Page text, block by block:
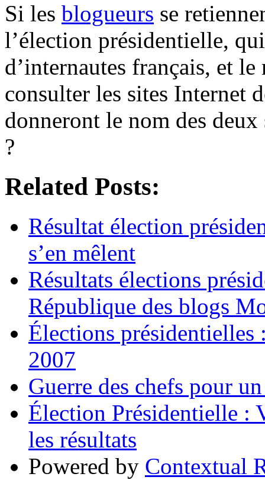
Si les blogueurs se
l’élection présidentielle,
d’internautes français, et
consulter les sites Internet
donneront le nom des
?
Related Posts:
Résultat élection
s’en mêlent
Résultats élections
République des blogs
Élections présidentielles
2007
Guerre des chefs pour
Élection Présidentielle :
les résultats
Powered by Contextual